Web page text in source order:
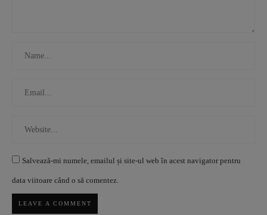
Salvează-mi numele, emailul și site-ul web în acest navigator pentru
data viitoare când o să comentez.